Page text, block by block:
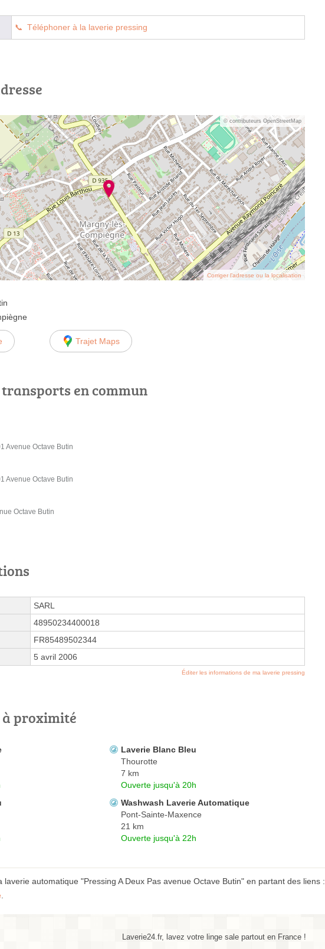
Téléphoner à la laverie pressing
© contributeurs OpenStreetMap
Corriger l’adresse ou la localisation
Trajet Maps
en commun
Avenue Octave Butin
Avenue Octave Butin
Octave Butin
SARL
48950234400018
FR85489502344
5 avril 2006
Éditer les informations de ma laverie pressing
proximité
Laverie Blanc Bleu
Thourotte
7 km
Ouverte jusqu'à 20h
Washwash Laverie Automatique
Pont-Sainte-Maxence
21 km
Ouverte jusqu'à 22h
laverie automatique "Pressing A Deux Pas avenue Octave Butin" en partant des liens :
Laverie24.fr, lavez votre linge sale partout en France !